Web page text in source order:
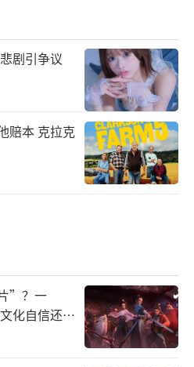
剧引争议
赔本 克拉克
”？一
化自信还是